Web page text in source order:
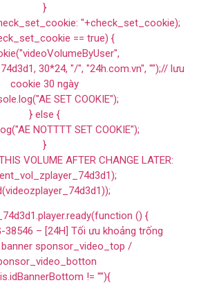
}
"+check_set_cookie);
== true) {
30*24, "/", "24h.com.vn", "");// lưu
cookie 30 ngày
SET COOKIE");
} else {
NOTTTT SET COOKIE");
}
VOLUME AFTER CHANGE LATER:
() {
38546 – [24H] Tối ưu khoảng trống
sponsor_video_top /
!= ""){